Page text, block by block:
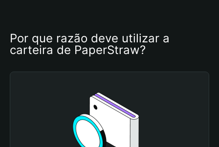
Por que razão deve utilizar a
carteira de PaperStraw?